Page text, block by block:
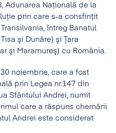
Adunarea Naţională de la
prin care s-a consfinţit
întreg Banatul
şi Dunăre) şi Ţara
şi Maramureş) cu România.
noiembrie, care a fost
prin Legea nr.147 din
Sfântului Andrei, numit
care a răspuns chemării
Andrei este considerat